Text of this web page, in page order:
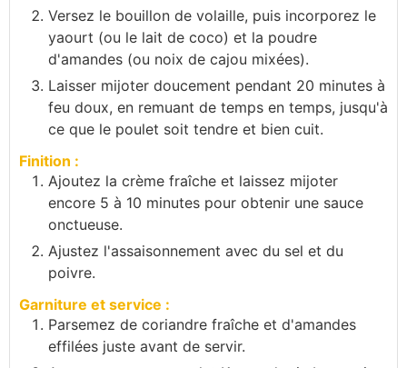
Versez le bouillon de volaille, puis incorporez le
yaourt (ou le lait de coco) et la poudre
d'amandes (ou noix de cajou mixées).
Laisser mijoter doucement pendant 20 minutes à
feu doux, en remuant de temps en temps, jusqu'à
ce que le poulet soit tendre et bien cuit.
Finition :
Ajoutez la crème fraîche et laissez mijoter
encore 5 à 10 minutes pour obtenir une sauce
onctueuse.
Ajustez l'assaisonnement avec du sel et du
poivre.
Garniture et service :
Parsemez de coriandre fraîche et d'amandes
effilées juste avant de servir.